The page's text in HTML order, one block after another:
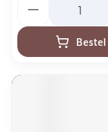
Bestel